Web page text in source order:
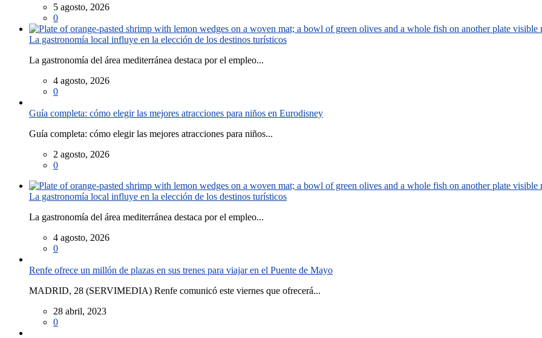
5 agosto, 2026
0
La gastronomía local influye en la elección de los destinos turísticos
La gastronomía del área mediterránea destaca por el empleo...
4 agosto, 2026
0
Guía completa: cómo elegir las mejores atracciones para niños en Eurodisney
Guía completa: cómo elegir las mejores atracciones para niños...
2 agosto, 2026
0
La gastronomía local influye en la elección de los destinos turísticos
La gastronomía del área mediterránea destaca por el empleo...
4 agosto, 2026
0
Renfe ofrece un millón de plazas en sus trenes para viajar en el Puente de Mayo
MADRID, 28 (SERVIMEDIA) Renfe comunicó este viernes que ofrecerá...
28 abril, 2023
0